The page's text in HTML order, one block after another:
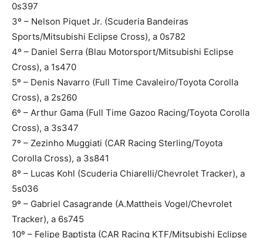
0s397
3º – Nelson Piquet Jr. (Scuderia Bandeiras
Sports/Mitsubishi Eclipse Cross), a 0s782
4º – Daniel Serra (Blau Motorsport/Mitsubishi Eclipse
Cross), a 1s470
5º – Denis Navarro (Full Time Cavaleiro/Toyota Corolla
Cross), a 2s260
6º – Arthur Gama (Full Time Gazoo Racing/Toyota Corolla
Cross), a 3s347
7º – Zezinho Muggiati (CAR Racing Sterling/Toyota
Corolla Cross), a 3s841
8º – Lucas Kohl (Scuderia Chiarelli/Chevrolet Tracker), a
5s036
9º – Gabriel Casagrande (A.Mattheis Vogel/Chevrolet
Tracker), a 6s745
10º – Felipe Baptista (CAR Racing KTF/Mitsubishi Eclipse